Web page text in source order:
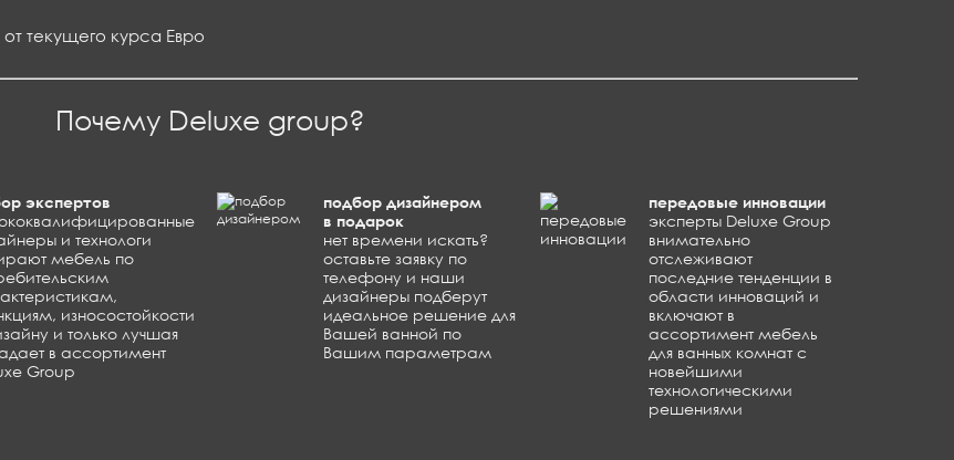
текущего курса Евро
Почему Deluxe group?
экспертов
и технологи
мебель по
износостойкости
и только лучшая
в ассортимент
Group
подбор дизайнером
в подарок
нет времени искать?
оставьте заявку по
телефону и наши
дизайнеры подберут
идеальное решение для
Вашей ванной по
Вашим параметрам
передовые инновации
эксперты Deluxe Group
внимательно
отслеживают
последние тенденции в
области инноваций и
включают в
ассортимент мебель
для ванных комнат с
новейшими
технологическими
решениями